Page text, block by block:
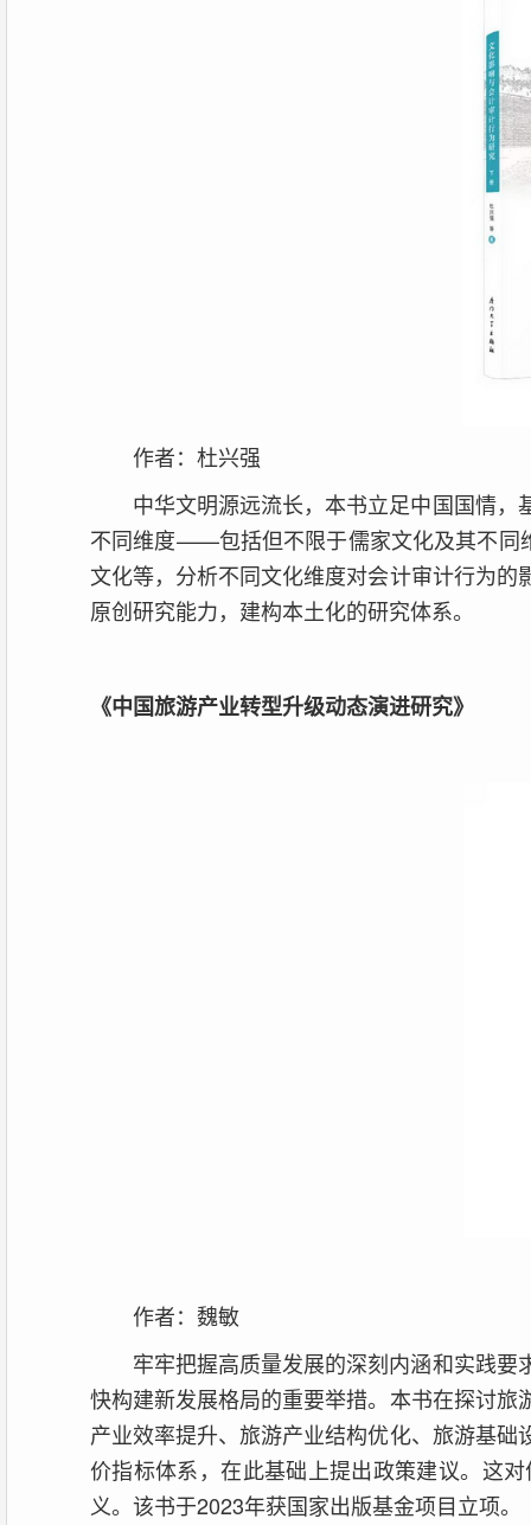
作者：杜兴强
中华文明源远流长，本书立足中国国情
不同维度——包括但不限于儒家文化及其不同
文化等，分析不同文化维度对会计审计行为
原创研究能力，建构本土化的研究体系。
《中国旅游产业转型升级动态演进研究》
作者：魏敏
牢牢把握高质量发展的深刻内涵和实践
快构建新发展格局的重要举措。本书在探讨
产业效率提升、旅游产业结构优化、旅游基
价指标体系，在此基础上提出政策建议。这
义。该书于2023年获国家出版基金项目立项。